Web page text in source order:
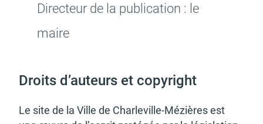
l'espace public
Direc­teur de la publi­ca­tion : le
maire
Droits d’au­teurs et copy­right
Le site de la Ville de Char­le­ville-Mézières est